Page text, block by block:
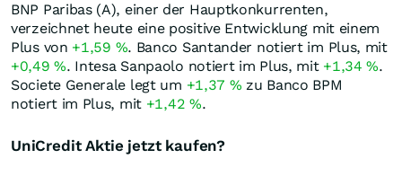
BNP Paribas (A), einer der Hauptkonkurrenten,
verzeichnet heute eine positive Entwicklung mit einem
Plus von +1,59 %. Banco Santander notiert im Plus, mit
+0,49%. Intesa Sanpaolo notiert im Plus, mit +1,34%.
Societe Generale legt um +1,37 % zu Banco BPM
notiert im Plus, mit +1,42 %.
UniCredit Aktie jetzt kaufen?